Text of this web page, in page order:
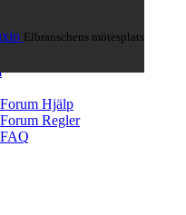
Elbranschens mötesplats
Forum Hjälp
Forum Regler
FAQ